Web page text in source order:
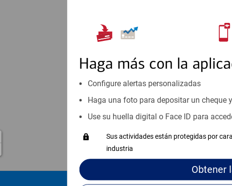
Haga más con la
Configure alertas personalizadas
Haga una foto para depositar un
Use su huella digital o Face ID para
Sus actividades están protegidas por
industria
Obtener